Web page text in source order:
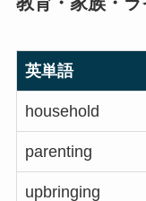
英単語
household
parenting
upbringing